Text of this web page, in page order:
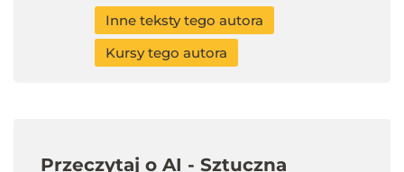
Inne teksty tego autora
Kursy tego autora
Przeczytaj o AI - Sztuczna